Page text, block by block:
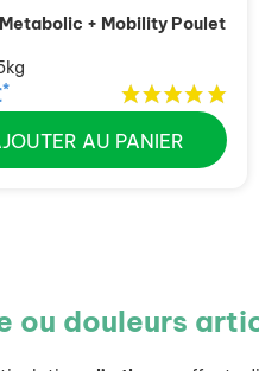
ou douleurs
+ Mobility Poulet
*
AU PANIER